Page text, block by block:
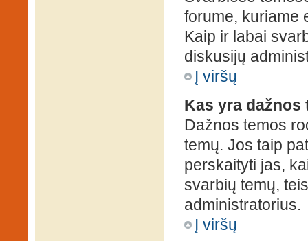
forume, kuriame
Kaip ir labai
diskusijų
Į viršų
Kas yra dažnos
Dažnos temos
temų. Jos taip
perskaityti jas,
svarbių temų,
administratorius.
Į viršų